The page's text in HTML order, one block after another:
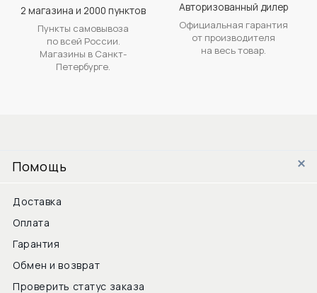
2 магазина и 2000 пунктов
Пункты самовывоза
по всей России.
Магазины в Санкт-
Петербурге.
Авторизованный дилер
Официальная гарантия
от производителя
на весь товар.
Помощь
Доставка
Оплата
Гарантия
Обмен и возврат
Проверить статус заказа